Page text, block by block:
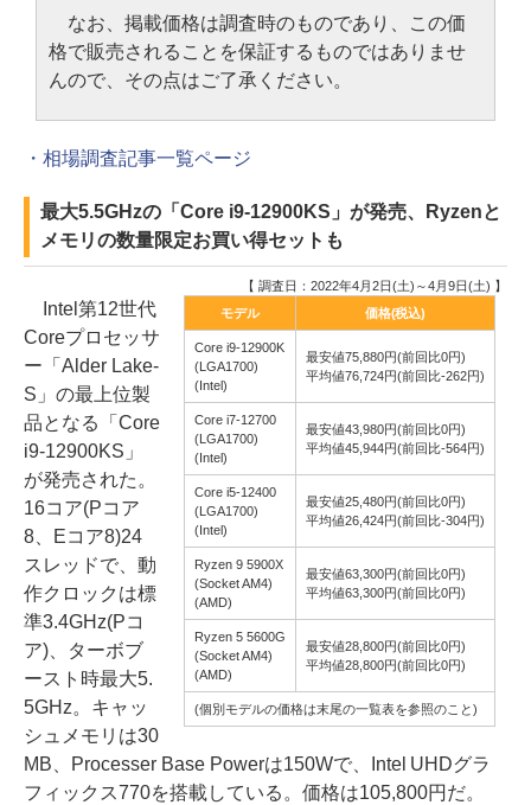
なお、掲載価格は調査時のものであり、この価
格で販売されることを保証するものではありませ
んので、その点はご了承ください。
・相場調査記事一覧ページ
最大5.5GHzの「Core i9-12900KS」が発売、Ryzenと
メモリの数量限定お買い得セットも
【 調査日：2022年4月2日(土)～4月9日(土) 】
モデル
価格(税込)
Core i9-12900K
(LGA1700)
(Intel)
最安値75,880円(前回比0円)
平均値76,724円(前回比-262円)
Core i7-12700
(LGA1700)
(Intel)
最安値43,980円(前回比0円)
平均値45,944円(前回比-564円)
Core i5-12400
(LGA1700)
(Intel)
最安値25,480円(前回比0円)
平均値26,424円(前回比-304円)
Ryzen 9 5900X
(Socket AM4)
(AMD)
最安値63,300円(前回比0円)
平均値63,300円(前回比0円)
Ryzen 5 5600G
(Socket AM4)
(AMD)
最安値28,800円(前回比0円)
平均値28,800円(前回比0円)
(個別モデルの価格は末尾の一覧表を参照のこと)
Intel第12世代
Coreプロセッサ
ー「Alder Lake-
S」の最上位製
品となる「Core
i9-12900KS」
が発売された。
16コア(Pコア
8、Eコア8)24
スレッドで、動
作クロックは標
準3.4GHz(Pコ
ア)、ターボブ
ースト時最大5.
5GHz。キャッ
シュメモリは30
MB、Processer Base Powerは150Wで、Intel UHDグラ
フィックス770を搭載している。価格は105,800円だ。